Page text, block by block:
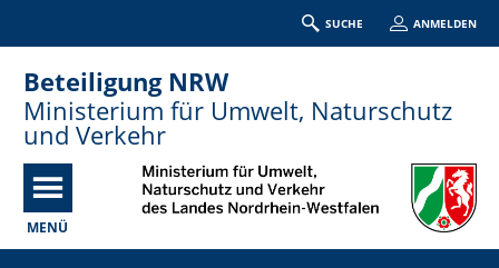
SUCHE ANMELDEN
Beteiligung NRW
Ministerium für Umwelt, Naturschutz
und Verkehr
MENÜ